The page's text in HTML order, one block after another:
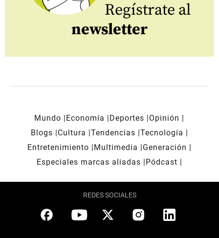
Regístrate al
newsletter
Mundo Economía Deportes
Opinión
Blogs
Cultura Tendencias Tecnología
Entretenimiento
Multimedia
Generación
Especiales marcas aliadas
Pódcast
REDES SOCIALES